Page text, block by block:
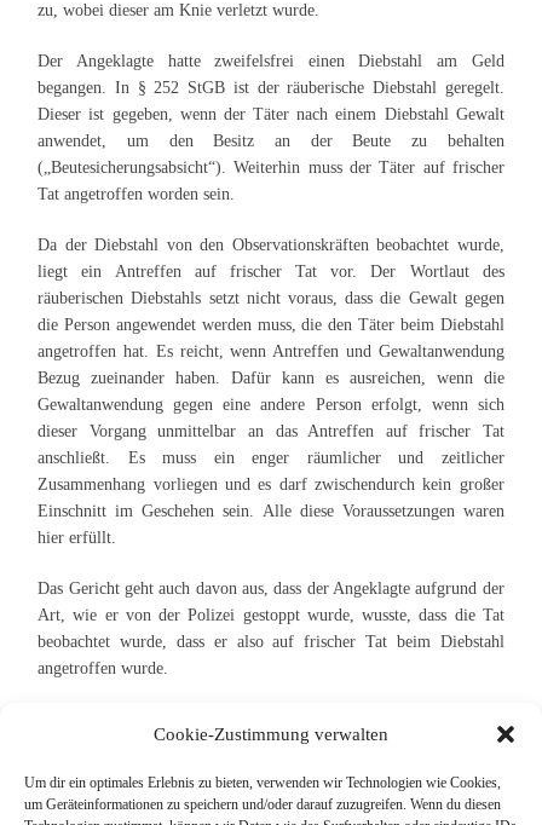
Cookie-Zustimmung verwalten
Um dir ein optimales Erlebnis zu bieten, verwenden wir Technologien wie Cookies,
um Geräteinformationen zu speichern und/oder darauf zuzugreifen. Wenn du diesen
zu, wobei dieser am Knie verletzt wurde.
Der Angeklagte hatte zweifelsfrei einen Diebstahl am Geld
begangen. In § 252 StGB ist der räuberische Diebstahl geregelt.
Dieser ist gegeben, wenn der Täter nach einem Diebstahl Gewalt
anwendet, um den Besitz an der Beute zu behalten
(„Beutesicherungsabsicht“). Weiterhin muss der Täter auf frischer
Tat angetroffen worden sein.
Da der Diebstahl von den Observationskräften beobachtet wurde,
liegt ein Antreffen auf frischer Tat vor. Der Wortlaut des
räuberischen Diebstahls setzt nicht voraus, dass die Gewalt gegen
die Person angewendet werden muss, die den Täter beim Diebstahl
angetroffen hat. Es reicht, wenn Antreffen und Gewaltanwendung
Bezug zueinander haben. Dafür kann es ausreichen, wenn die
Gewaltanwendung gegen eine andere Person erfolgt, wenn sich
dieser Vorgang unmittelbar an das Antreffen auf frischer Tat
anschließt. Es muss ein enger räumlicher und zeitlicher
Zusammenhang vorliegen und es darf zwischendurch kein großer
Einschnitt im Geschehen sein. Alle diese Voraussetzungen waren
hier erfüllt.
Das Gericht geht auch davon aus, dass der Angeklagte aufgrund der
Art, wie er von der Polizei gestoppt wurde, wusste, dass die Tat
beobachtet wurde, dass er also auf frischer Tat beim Diebstahl
angetroffen wurde.
Suche